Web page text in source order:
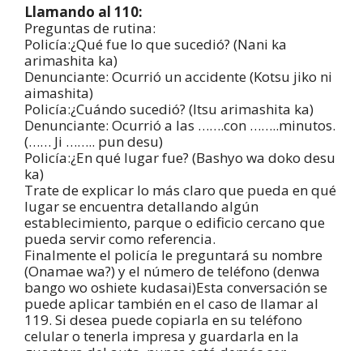
Llamando al 110:
Preguntas de rutina:
Policía:¿Qué fue lo que sucedió? (Nani ka
arimashita ka)
Denunciante: Ocurrió un accidente (Kotsu jiko ni
aimashita)
Policía:¿Cuándo sucedió? (Itsu arimashita ka)
Denunciante: Ocurrió a las …….con ……..minutos.
(…… Ji …….. pun desu)
Policía:¿En qué lugar fue? (Bashyo wa doko desu
ka)
Trate de explicar lo más claro que pueda en qué
lugar se encuentra detallando algún
establecimiento, parque o edificio cercano que
pueda servir como referencia.
Finalmente el policía le preguntará su nombre
(Onamae wa?) y el número de teléfono (denwa
bango wo oshiete kudasai)Esta conversación se
puede aplicar también en el caso de llamar al
119. Si desea puede copiarla en su teléfono
celular o tenerla impresa y guardarla en la